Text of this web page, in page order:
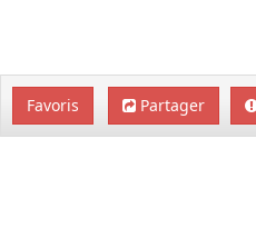
Favoris Partager